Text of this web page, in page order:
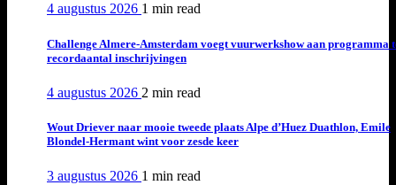
4 augustus 2026 1 min read
Challenge Almere-Amsterdam voegt vuurwerkshow aan programma
recordaantal inschrijvingen
4 augustus 2026 2 min read
Wout Driever naar mooie tweede plaats Alpe d’Huez Duathlon, Emile
Blondel-Hermant wint voor zesde keer
3 augustus 2026 1 min read